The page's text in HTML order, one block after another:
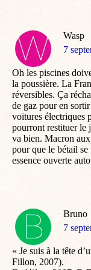
Wasp
dit
7
Oh les piscines
la poussière. La
réversibles. Ça
de gaz pour en
voitures électriques
pourront restituer le
va bien. Macron aux
pour que le bétail
essence ouverte
Bruno
dit
7
« Je suis à la tête
Fillon, 2007).